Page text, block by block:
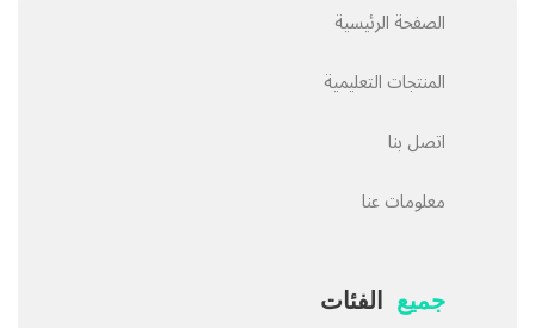
الصفحة الرئيسية
المنتجات التعليمية
اتصل بنا
معلومات عنا
جميع الفئات